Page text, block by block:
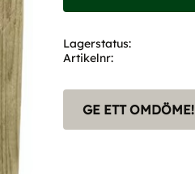
Lagerstatus
Artikelnr
GE ETT OMDÖME!